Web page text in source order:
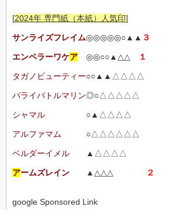
[2024年 専門紙（本紙）人気印]
サンライズフレイム◎◎◎◎◎○▲▲ ３
エンペラーワケア ◎◎○○▲△△ １
タガノビューティー○○▲▲△△△△
パライバトルマリン◎○△△△△△
シャマル ○▲△△△△
アルファマム ○△△△△△△
ベルダーイメル ▲△△△△
アームズレイン ▲△△△ ２
google Sponsored Link